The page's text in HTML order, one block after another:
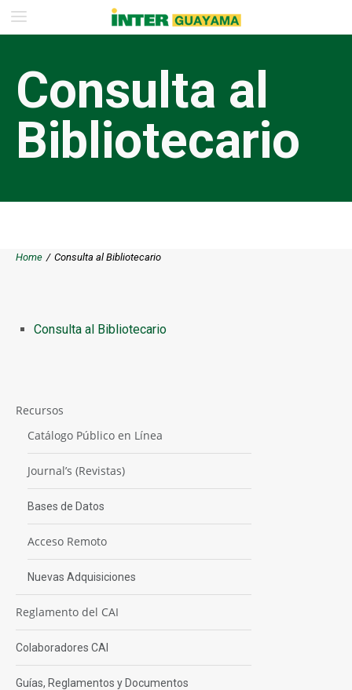
Consulta al
Bibliotecario
Home / Consulta al Bibliotecario
Consulta al Bibliotecario
Recursos
Catálogo Público en Línea
Journal’s (Revistas)
Bases de Datos
Acceso Remoto
Nuevas Adquisiciones
Reglamento del CAI
Colaboradores CAI
Guías, Reglamentos y Documentos